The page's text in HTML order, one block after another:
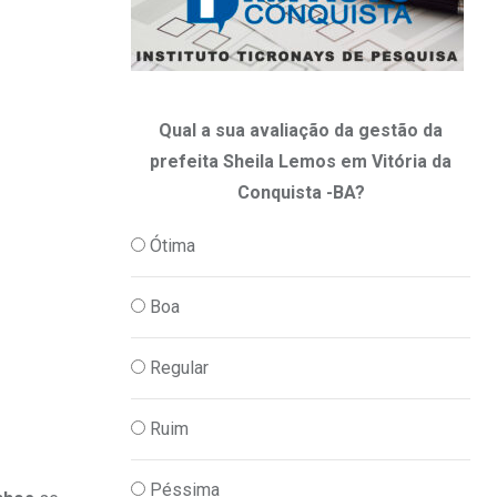
Qual a sua avaliação da gestão da
prefeita Sheila Lemos em Vitória da
Conquista -BA?
Ótima
Boa
Regular
Ruim
Péssima